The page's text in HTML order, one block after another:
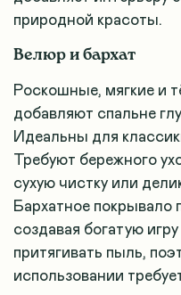
природной красоты.
Велюр и бархат
Роскошные, мягкие и
добавляют спальне
Идеальны для
Требуют бережного
сухую чистку или
Бархатное покрывало
создавая богатую
притягивать пыль,
использовании